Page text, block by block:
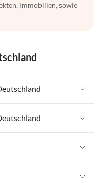
Immobilien, sowie